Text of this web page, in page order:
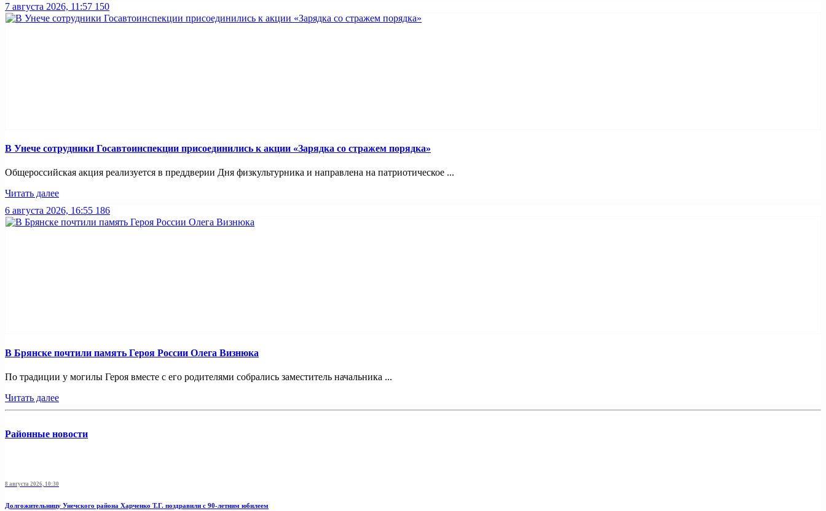
7 августа 2026, 11:57 150
В Унече сотрудники Госавтоинспекции присоединились к акции «Зарядка со стражем порядка»
Общероссийская акция реализуется в преддверии Дня физкультурника и направлена на патриотическое ...
Читать далее
6 августа 2026, 16:55 186
В Брянске почтили память Героя России Олега Визнюка
По традиции у могилы Героя вместе с его родителями собрались заместитель начальника ...
Читать далее
Районные новости
8 августа 2026, 10:30
Долгожительницу Унечского района Харченко Т.Г. поздравили с 90-летним юбилеем